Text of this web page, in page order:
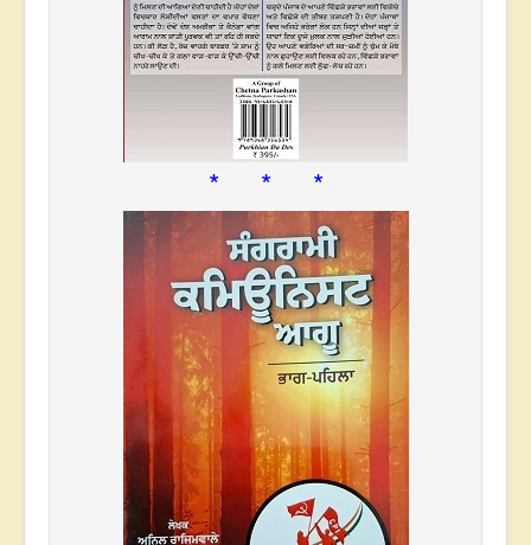
* * *